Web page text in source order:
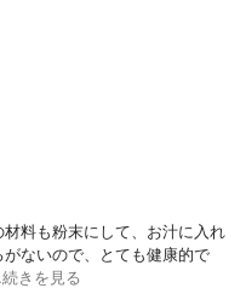
料も粉末にして、お汁に入れ
ないので、とても健康的で
続きを見る